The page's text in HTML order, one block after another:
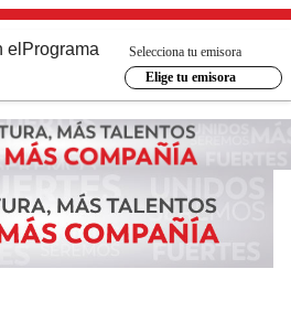
el Programa
Selecciona tu emisora
Elige tu emisora